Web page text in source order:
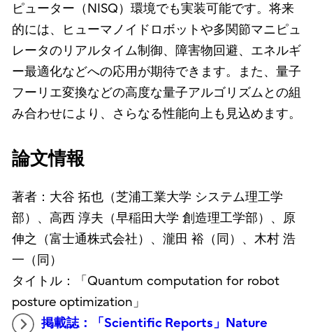
ピューター（NISQ）環境でも実装可能です。将来
的には、ヒューマノイドロボットや多関節マニピュ
レータのリアルタイム制御、障害物回避、エネルギ
ー最適化などへの応用が期待できます。また、量子
フーリエ変換などの高度な量子アルゴリズムとの組
み合わせにより、さらなる性能向上も見込めます。
論文情報
著者：大谷 拓也（芝浦工業大学 システム理工学
部）、高西 淳夫（早稲田大学 創造理工学部）、原
伸之（富士通株式会社）、瀧田 裕（同）、木村 浩
一（同）
タイトル：「Quantum computation for robot
posture optimization」
掲載誌：「Scientific Reports」Nature